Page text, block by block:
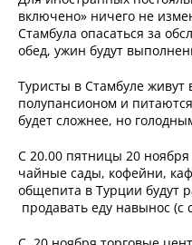
включено» ничего не
Стамбула опасаться за
обед, ужин будут
Туристы в Стамбуле живут
полупансионом и
будет сложнее, но
С 20.00 пятницы 20
чайные сады, кофейни,
общепита в Турции будут
продавать еду навынос (с